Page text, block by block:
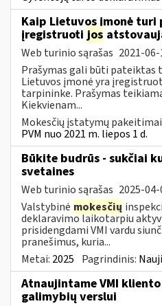
Kaip Lietuvos įmonė
įregistruoti jos
Web turinio sąrašas 2021-06-
Prašymas gali būti pateiktas
Lietuvos įmonė yra
tarpininke. Prašymas
Kiekvienam...
Mokesčių įstatymų
PVM nuo 2021 m. liepos 1 d.
Būkite budrūs - sukčiai
svetaines
Web turinio sąrašas 2025-04-
Valstybinė mokesčių
deklaravimo laikotarpiu
prisidengdami VMI vardu
pranešimus, kuria...
Metai: 2025 Pagrindinis:
Atnaujintame VMI
galimybių verslui